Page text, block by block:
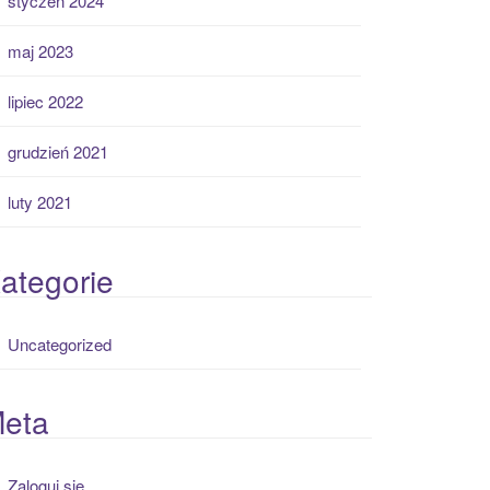
maj 2023
lipiec 2022
grudzień 2021
luty 2021
Uncategorized
Zaloguj się